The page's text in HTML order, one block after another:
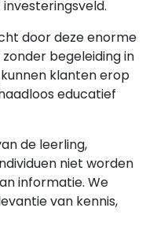
door deze enorme
begeleiding in
klanten erop
educatief
de leerling,
niet worden
informatie. We
van kennis,